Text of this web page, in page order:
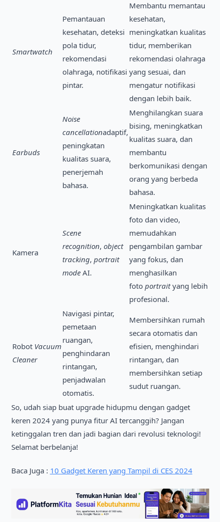
Smartwatch
Pemantauan
kesehatan, deteksi
pola tidur,
rekomendasi
olahraga, notifikasi
pintar.
Membantu memantau
kesehatan,
meningkatkan kualitas
tidur, memberikan
rekomendasi olahraga
yang sesuai, dan
mengatur notifikasi
dengan lebih baik.
Earbuds
Noise
cancellationadaptif,
peningkatan
kualitas suara,
penerjemah
bahasa.
Menghilangkan suara
bising, meningkatkan
kualitas suara, dan
membantu
berkomunikasi dengan
orang yang berbeda
bahasa.
Kamera
Scene
recognition, object
tracking, portrait
modeAI.
Meningkatkan kualitas
foto dan video,
memudahkan
pengambilan gambar
yang fokus, dan
menghasilkan
foto portraityang lebih
profesional.
Robot Vacuum
Cleaner
Navigasi pintar,
pemetaan
ruangan,
penghindaran
rintangan,
penjadwalan
otomatis.
Membersihkan rumah
secara otomatis dan
efisien, menghindari
rintangan, dan
membersihkan setiap
sudut ruangan.
So, udah siap buat upgrade hidupmu dengan gadget
keren 2024 yang punya fitur AI tercanggih? Jangan
ketinggalan tren dan jadi bagian dari revolusi teknologi!
Selamat berbelanja!
Baca Juga : 10 Gadget Keren yang Tampil di CES 2024